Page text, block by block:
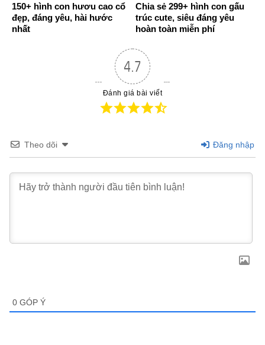
150+ hình con hươu cao cổ
đẹp, đáng yêu, hài hước
nhất
Chia sẻ 299+ hình con gấu
trúc cute, siêu đáng yêu
hoàn toàn miễn phí
4.7
Đánh giá bài viết
Theo dõi Đăng nhập
0 GÓP Ý